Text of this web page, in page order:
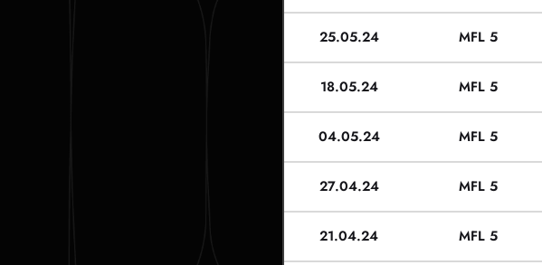
25.05.24 MFL 5
18.05.24 MFL 5
04.05.24 MFL 5
27.04.24 MFL 5
21.04.24 MFL 5